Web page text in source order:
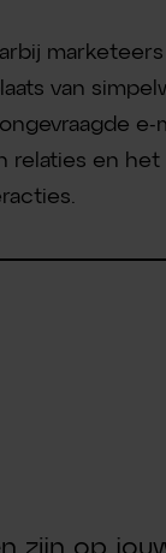
van
e-
relaties en